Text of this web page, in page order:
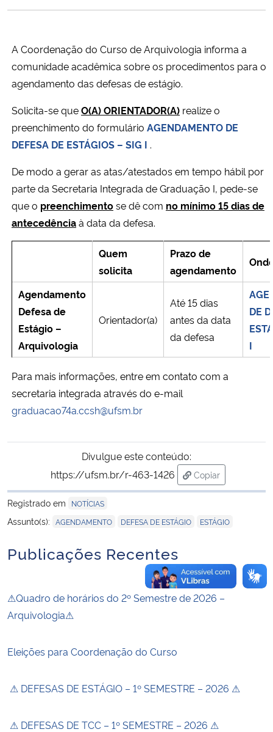
Ministério da Ciência, Tecnologia, Inovações e Comunicações
Ministério do Meio Ambiente
Ministério do Turismo
Ministério do Desenvolvimento Regional
Controladoria-Geral da União
Ministério da Mulher, da Família e dos Direitos Humanos
Secretaria-Geral
Gabinete de Segurança Institucional
Advocacia-Geral da União
Banco Central do Brasil
A Coordenação do Curso de Arquivologia informa a
comunidade acadêmica sobre os procedimentos para o
agendamento das defesas de estágio.
Solicita-se queO(A) ORIENTADOR(A) realize o
preenchimento do formulário AGENDAMENTO DE
DEFESA DE ESTÁGIOS – SIG I .
De modo a gerar as atas/atestados em tempo hábil por
parte da Secretaria Integrada de Graduação I, pede-se
que o preenchimentose dê com no mínimo 15 dias de
antecedênciaà data da defesa.
Quem
solicita
Prazo de
agendamento
Agendamento
Defesa de
Estágio –
Arquivologia
Orientador(a)
Até 15 dias
antes da data
da defesa
DE
I
Para mais informações, entre em contato com a
secretaria integrada através do e-mail
graduacao74a.ccsh@ufsm.br
Divulgue este conteúdo:
https://ufsm.br/r-463-1426
Copiar
para área de
Registrado em
NOTÍCIAS
Assunto(s): AGENDAMENTO DEFESA DE ESTÁGIO ESTÁGIO
Publicações Recentes
⚠Quadro de horários do 2º Semestre de 2026 –
Arquivologia⚠
Eleições para Coordenação do Curso
⚠ DEFESAS DE ESTÁGIO – 1º SEMESTRE – 2026 ⚠
⚠ DEFESAS DE TCC – 1º SEMESTRE – 2026 ⚠